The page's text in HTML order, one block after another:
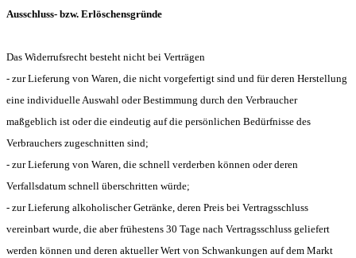
Ausschluss- bzw. Erlöschensgründe
Das Widerrufsrecht besteht nicht bei Verträgen
- zur Lieferung von Waren, die nicht vorgefertigt sind und für deren Herstellung
eine individuelle Auswahl oder Bestimmung durch den Verbraucher
maßgeblich ist oder die eindeutig auf die persönlichen Bedürfnisse des
Verbrauchers zugeschnitten sind;
- zur Lieferung von Waren, die schnell verderben können oder deren
Verfallsdatum schnell überschritten würde;
- zur Lieferung alkoholischer Getränke, deren Preis bei Vertragsschluss
vereinbart wurde, die aber frühestens 30 Tage nach Vertragsschluss geliefert
werden können und deren aktueller Wert von Schwankungen auf dem Markt